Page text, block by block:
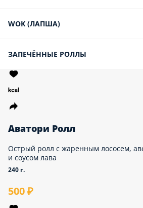
WOK (ЛАПША)
ЗАПЕЧЁННЫЕ РОЛЛЫ
Аватори Ролл
Острый ролл с жаренным
масаго и соусом лава
240 г.
500 ₽